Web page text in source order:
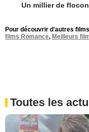
Un millier de
Pour découvrir d'autres
films Romance, Meilleurs
Toutes les